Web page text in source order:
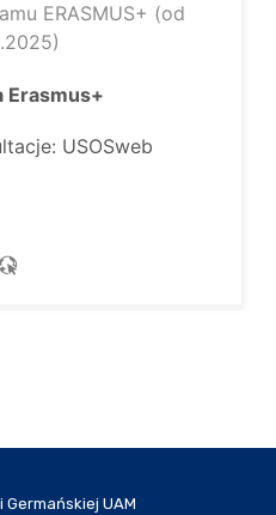
ERASMUS+ (od
Erasmus+
USOSweb
UAM